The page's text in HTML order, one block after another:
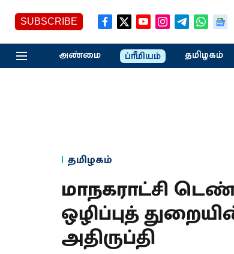
SUBSCRIBE
அண்மை ப்ரீமியம் தமிழகம்
தமிழகம்
மாநகராட்சி
ஒழிப்புத்
அதிருப்தி